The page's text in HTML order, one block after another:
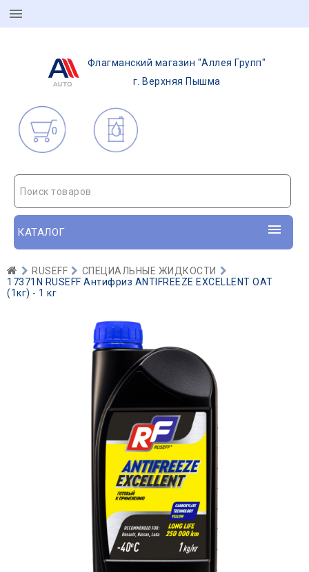
Флагманский магазин "Аллея Групп"
г. Верхняя Пышма
0
Поиск товаров
КАТАЛОГ
RUSEFF
СПЕЦИАЛЬНЫЕ ЖИДКОСТИ
17371N RUSEFF Антифриз ANTIFREEZE EXCELLENT OAT
(1кг) - 1 кг